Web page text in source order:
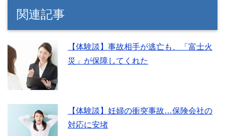
関連記事
【体験談】事故相手が逃亡も、「富士火
災」が保障してくれた
【体験談】妊婦の衝突事故…保険会社の
対応に安堵